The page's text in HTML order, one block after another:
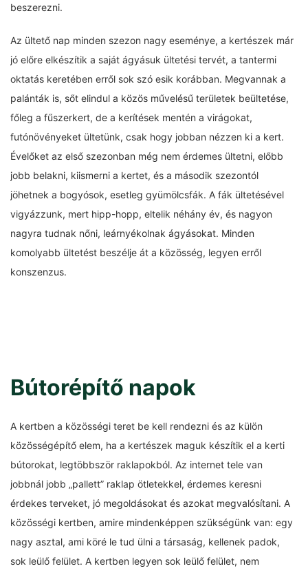
beszerezni.
Az ültető nap minden szezon nagy eseménye, a kertészek már
jó előre elkészítik a saját ágyásuk ültetési tervét, a tantermi
oktatás keretében erről sok szó esik korábban. Megvannak a
palánták is, sőt elindul a közös művelésű területek beültetése,
főleg a fűszerkert, de a kerítések mentén a virágokat,
futónövényeket ültetünk, csak hogy jobban nézzen ki a kert.
Évelőket az első szezonban még nem érdemes ültetni, előbb
jobb belakni, kiismerni a kertet, és a második szezontól
jöhetnek a bogyósok, esetleg gyümölcsfák. A fák ültetésével
vigyázzunk, mert hipp-hopp, eltelik néhány év, és nagyon
nagyra tudnak nőni, leárnyékolnak ágyásokat. Minden
komolyabb ültetést beszélje át a közösség, legyen erről
konszenzus.
Bútorépítő napok
A kertben a közösségi teret be kell rendezni és az külön
közösségépítő elem, ha a kertészek maguk készítik el a kerti
bútorokat, legtöbbször raklapokból. Az internet tele van
jobbnál jobb „pallett” raklap ötletekkel, érdemes keresni
érdekes terveket, jó megoldásokat és azokat megvalósítani. A
közösségi kertben, amire mindenképpen szükségünk van: egy
nagy asztal, ami köré le tud ülni a társaság, kellenek padok,
sok leülő felület. A kertben legyen sok leülő felület, nem